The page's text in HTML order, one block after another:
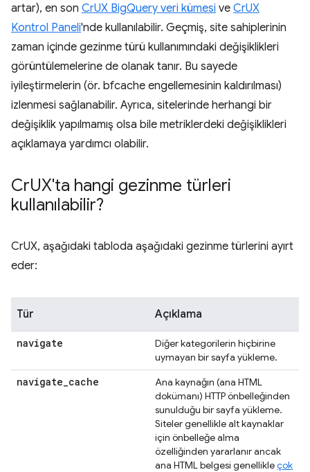
artar), en son CrUX BigQuery veri kümesi ve CrUX
Kontrol Paneli'nde kullanılabilir. Geçmiş, site sahiplerinin
zaman içinde gezinme türü kullanımındaki değişiklikleri
görüntülemelerine de olanak tanır. Bu sayede
iyileştirmelerin (ör. bfcache engellemesinin kaldırılması)
izlenmesi sağlanabilir. Ayrıca, sitelerinde herhangi bir
değişiklik yapılmamış olsa bile metriklerdeki değişiklikleri
açıklamaya yardımcı olabilir.
CrUX'ta hangi gezinme türleri
kullanılabilir?
CrUX, aşağıdaki tabloda aşağıdaki gezinme türlerini ayırt
eder:
Tür Açıklama
navigate
Diğer kategorilerin hiçbirine
uymayan bir sayfa yükleme.
navigate_cache
Ana kaynağın (ana HTML
dokümanı) HTTP önbelleğinden
sunulduğu bir sayfa yükleme.
Siteler genellikle alt kaynaklar
için önbelleğe alma
özelliğinden yararlanır ancak
ana HTML belgesi genellikleçok